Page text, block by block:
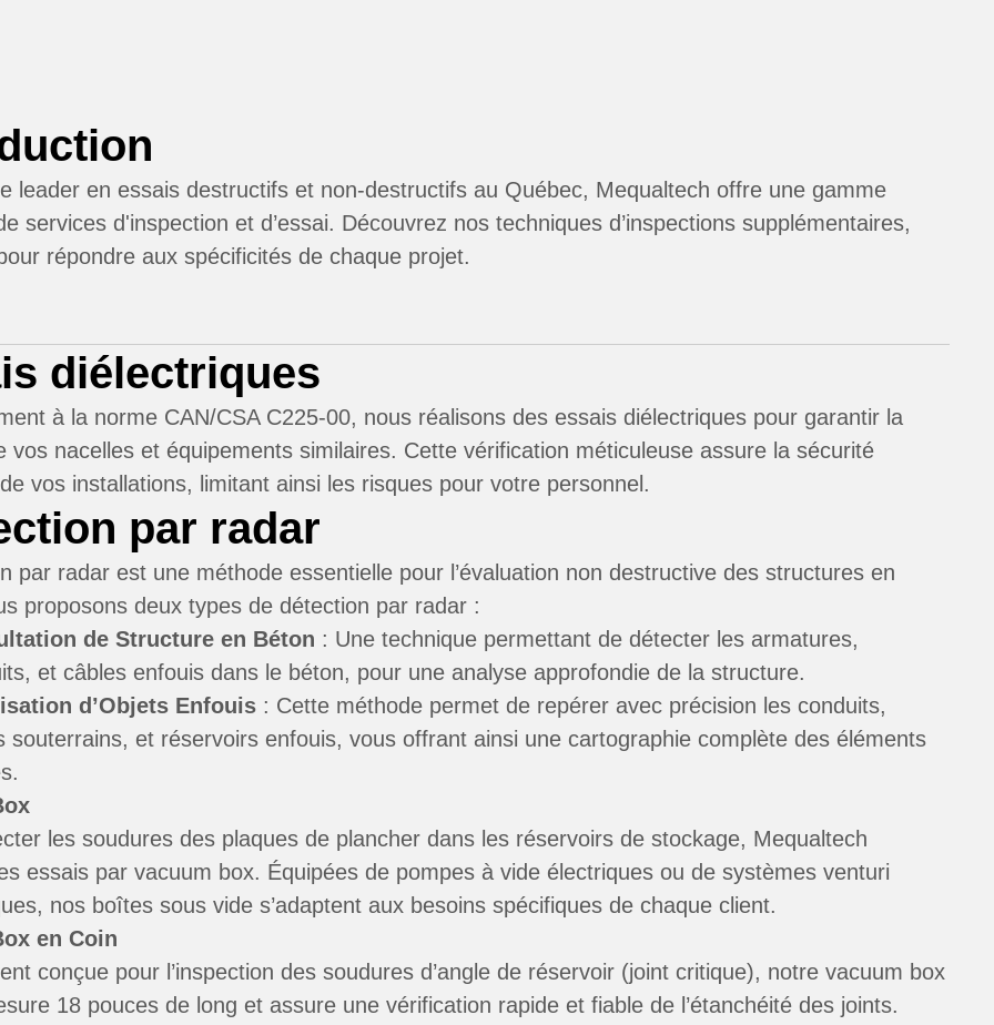
leader en essais destructifs et non-destructifs au Québec, Mequaltech offre une gamme
services d'inspection et d’essai. Découvrez nos techniques d’inspections supplémentaires,
répondre aux spécificités de chaque projet.
diélectriques
à la norme CAN/CSA C225-00, nous réalisons des essais diélectriques pour garantir la
vos nacelles et équipements similaires. Cette vérification méticuleuse assure la sécurité
vos installations, limitant ainsi les risques pour votre personnel.
par radar
par radar est une méthode essentielle pour l’évaluation non destructive des structures en
proposons deux types de détection par radar :
de Structure en Béton : Une technique permettant de détecter les armatures,
et câbles enfouis dans le béton, pour une analyse approfondie de la structure.
d’Objets Enfouis : Cette méthode permet de repérer avec précision les conduits,
souterrains, et réservoirs enfouis, vous offrant ainsi une cartographie complète des éléments
les soudures des plaques de plancher dans les réservoirs de stockage, Mequaltech
essais par vacuum box. Équipées de pompes à vide électriques ou de systèmes venturi
nos boîtes sous vide s’adaptent aux besoins spécifiques de chaque client.
en Coin
conçue pour l’inspection des soudures d’angle de réservoir (joint critique), notre vacuum box
18 pouces de long et assure une vérification rapide et fiable de l’étanchéité des joints.